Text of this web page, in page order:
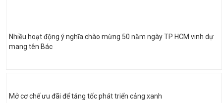
Nhiều hoạt động ý nghĩa chào mừng 50 năm ngày TP HCM vinh dự
mang tên Bác
Mở cơ chế ưu đãi để tăng tốc phát triển cảng xanh